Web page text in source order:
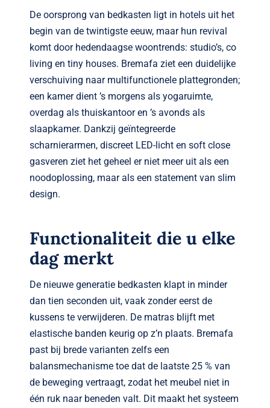
De oorsprong van bedkasten ligt in hotels uit het
begin van de twintigste eeuw, maar hun revival
komt door hedendaagse woontrends: studio’s, co
living en tiny houses. Bremafa ziet een duidelijke
verschuiving naar multifunctionele plattegronden;
een kamer dient ’s morgens als yogaruimte,
overdag als thuiskantoor en ’s avonds als
slaapkamer. Dankzij geïntegreerde
scharnierarmen, discreet LED-licht en soft close
gasveren ziet het geheel er niet meer uit als een
noodoplossing, maar als een statement van slim
design.
Functionaliteit die u elke
dag merkt
De nieuwe generatie bedkasten klapt in minder
dan tien seconden uit, vaak zonder eerst de
kussens te verwijderen. De matras blijft met
elastische banden keurig op z’n plaats. Bremafa
past bij brede varianten zelfs een
balansmechanisme toe dat de laatste 25 % van
de beweging vertraagt, zodat het meubel niet in
één ruk naar beneden valt. Dit maakt het systeem